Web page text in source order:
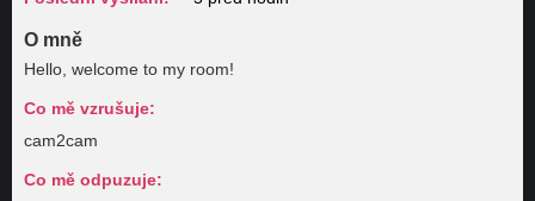
O mně
Hello, welcome to my room!
Co mě vzrušuje:
cam2cam
Co mě odpuzuje: